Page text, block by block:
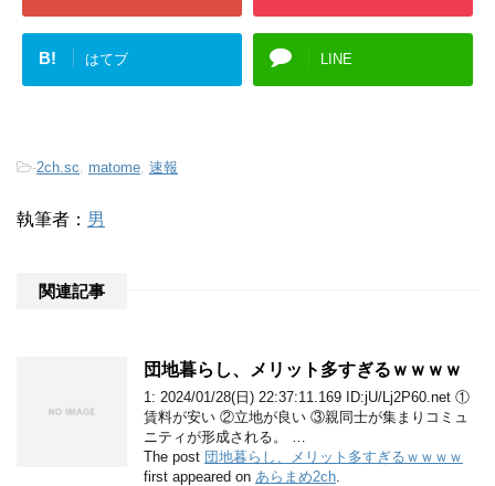
B! はてブ LINE
-2ch.sc matome 速報
執筆者： 男
関連記事
団地暮らし、メリット多すぎるｗｗｗｗ
1: 2024/01/28(日) 22:37:11.169 ID:jU/Lj2P60.net ①
賃料が安い ②立地が良い ③親同士が集まりコミュ
ニティが形成される。 …
The post 団地暮らし、メリット多すぎるｗｗｗｗ
first appeared on あらまめ2ch